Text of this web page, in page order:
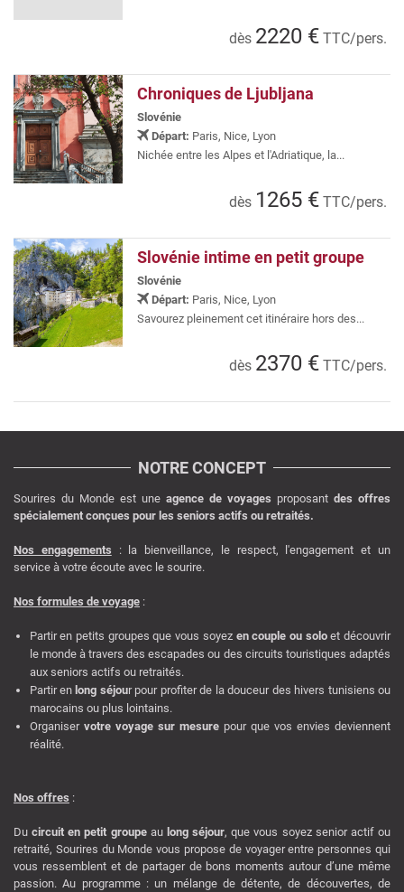
dès 2220 € TTC/pers.
Chroniques de Ljubljana
Slovénie
Départ: Paris, Nice, Lyon
Nichée entre les Alpes et l'Adriatique, la...
dès 1265 € TTC/pers.
Slovénie intime en petit groupe
Slovénie
Départ: Paris, Nice, Lyon
Savourez pleinement cet itinéraire hors des...
dès 2370 € TTC/pers.
NOTRE CONCEPT
Sourires du Monde est une agence de voyages proposant des offres
spécialement conçues pour les seniors actifs ou retraités.
Nos engagements : la bienveillance, le respect, l'engagement et un
service à votre écoute avec le sourire.
Nos formules de voyage :
Partir en petits groupes que vous soyez en couple ou soloet découvrir
le monde à travers des escapades ou des circuits touristiques adaptés
aux seniors actifs ou retraités.
Partir en long séjour pour profiter de la douceur des hivers tunisiens ou
marocains ou plus lointains.
Organiser votre voyage sur mesure pour que vos envies deviennent
réalité.
Nos offres :
Ducircuit en petit groupeau long séjour, que vous soyez senior actif ou
retraité, Sourires du Monde vous propose de voyager entre personnes qui
vous ressemblent et de partager de bons moments autour d’une même
passion. Au programme : un mélange de détente, de découvertes, de